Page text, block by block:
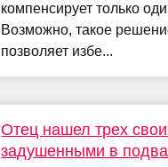
компенсирует только
Возможно, такое
позволяет избе...
Отец нашел трех
задушенными в